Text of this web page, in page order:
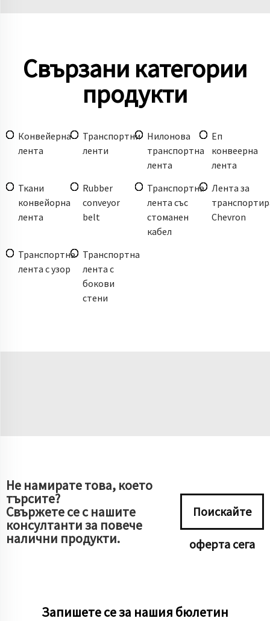
Свързани категории
продукти
Конвейерна
лента
Транспортни
ленти
Нилонова
транспортна
лента
Еп
конвеерна
лента
Ткани
конвейорна
лента
Rubber
conveyor
belt
Транспортна
лента със
стоманен
кабел
Лента за
Chevron
Транспортна
лента с узор
Транспортна
лента с
бокови
стени
Не намирате това, което
търсите?
Свържете се с нашите
консултанти за повече
налични продукти.
Поискайте
оферта сега
Запишете се за нашия бюлетин